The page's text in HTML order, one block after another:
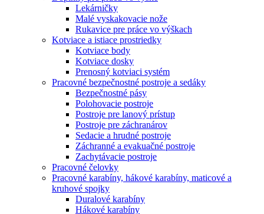
Lekárničky
Malé vyskakovacie nože
Rukavice pre práce vo výškach
Kotviace a istiace prostriedky
Kotviace body
Kotviace dosky
Prenosný kotviaci systém
Pracovné bezpečnostné postroje a sedáky
Bezpečnostné pásy
Polohovacie postroje
Postroje pre lanový prístup
Postroje pre záchranárov
Sedacie a hrudné postroje
Záchranné a evakuačné postroje
Zachytávacie postroje
Pracovné čelovky
Pracovné karabíny, hákové karabíny, maticové a
kruhové spojky
Duralové karabíny
Hákové karabíny